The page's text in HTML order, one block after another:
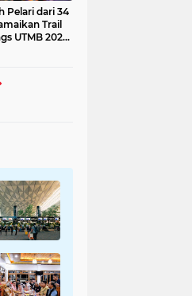
Pelari dari 34
Trail
UTMB 2026